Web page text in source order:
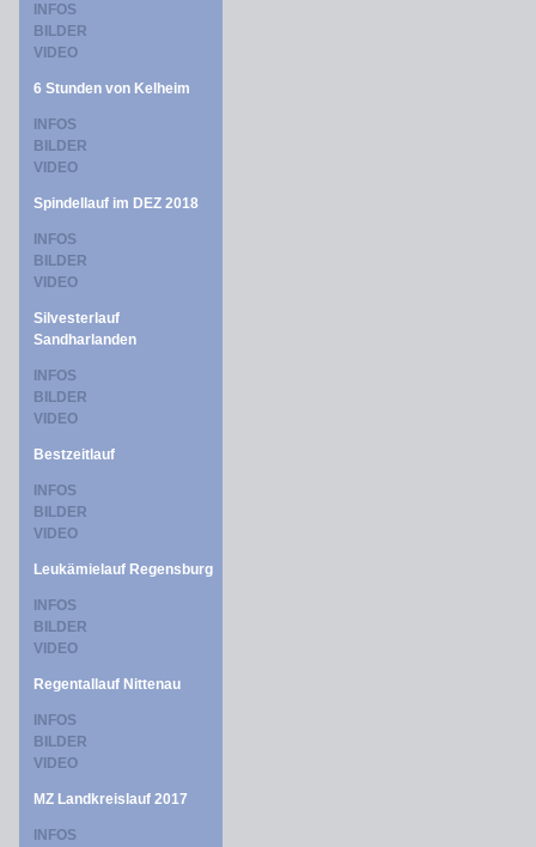
INFOS
BILDER
VIDEO
6 Stunden von Kelheim
INFOS
BILDER
VIDEO
Spindellauf im DEZ 2018
INFOS
BILDER
VIDEO
Silvesterlauf
Sandharlanden
INFOS
BILDER
VIDEO
Bestzeitlauf
INFOS
BILDER
VIDEO
Leukämielauf Regensburg
INFOS
BILDER
VIDEO
Regentallauf Nittenau
INFOS
BILDER
VIDEO
MZ Landkreislauf 2017
INFOS